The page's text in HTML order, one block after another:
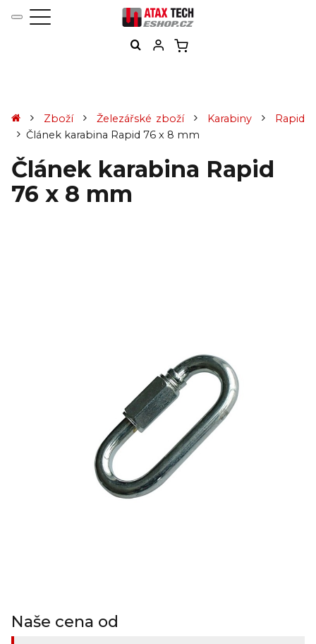
Zboží Železářské zboží Karabiny
Rapid
Článek karabina Rapid 76 x 8 mm
Článek karabina Rapid
76 x 8 mm
Naše cena od